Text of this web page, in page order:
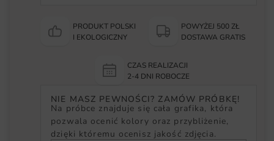
PRODUKT POLSKI
I EKOLOGICZNY
POWYŻEJ 500 ZŁ
DOSTAWA GRATIS
CZAS REALIZACJI
2-4 DNI ROBOCZE
NIE MASZ PEWNOŚCI? ZAMÓW PRÓBKĘ!
Na próbce znajduje się cała grafika, która
pozwala ocenić kolory oraz przybliżenie,
dzięki któremu ocenisz jakość zdjęcia.